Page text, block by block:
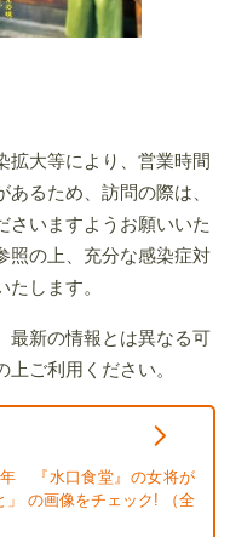
大等により、営業時間
るため、訪問の際は、
さいますようお願いいた
照の上、充分な感染症対
します。
最新の情報とは異なる可
ご利用ください。
年 『水口食堂』の女将が
」 の画像をチェック! （全